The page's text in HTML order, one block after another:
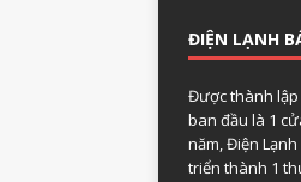
ĐIỆN LẠNH
Được thành lập
ban đầu là 1
năm, Điện
triển thành 1